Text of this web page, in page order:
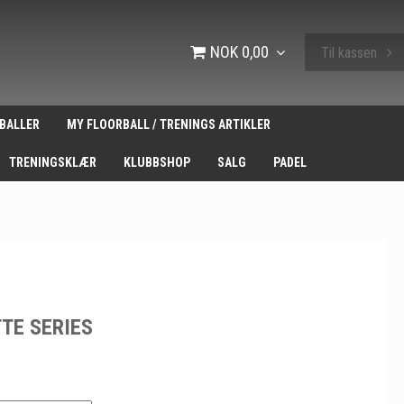
NOK 0,00 Til kassen
MY FLOORBALL / TRENINGS ARTIKLER
TRENINGSKLÆR KLUBBSHOP SALG PADEL
SERIES